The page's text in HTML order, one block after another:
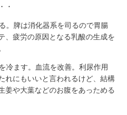
・
。脾は消化器系を司るので胃腸
、疲労の原因となる乳酸の生成を
冷ます。血流を改善。利尿作用
れにもいいと言われるけど、結構
姜や大葉などのお腹をあっためる